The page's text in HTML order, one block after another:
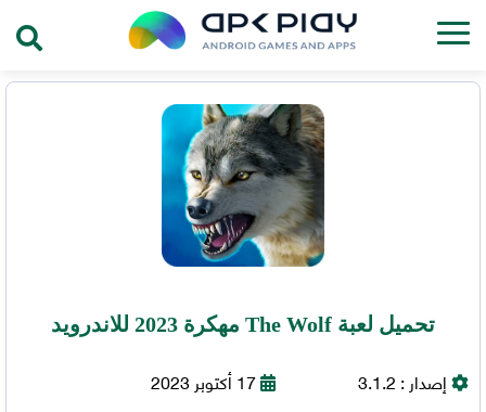
تحميل لعبة The Wolf مهكرة 2023 للاندرويد
إصدار :3.1.2
17 أكتوبر 2023